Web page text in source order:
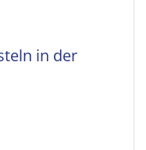
in der